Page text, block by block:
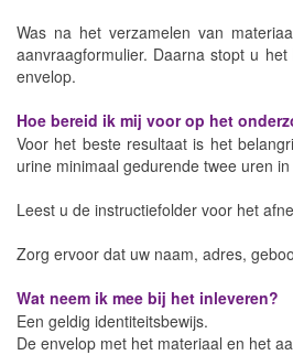
Was na het verzamelen van
aanvraagformulier. Daarna stopt u
envelop.
Hoe bereid ik mij voor op het
Voor het beste resultaat is het
urine minimaal gedurende twee uren
Leest u de instructiefolder voor het
Zorg ervoor dat uw naam, adres,
Wat neem ik mee bij het inleveren?
Een geldig identiteitsbewijs.
De envelop met het materiaal en het